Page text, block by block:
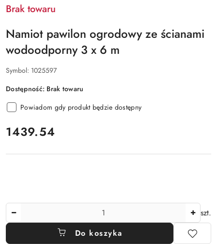
Brak towaru
Namiot pawilon ogrodowy ze ścianami
wodoodporny 3 x 6 m
Symbol: 1025597
Dostępność: Brak towaru
Powiadom gdy produkt będzie dostępny
cena:
1439.54
szt.
Do koszyka